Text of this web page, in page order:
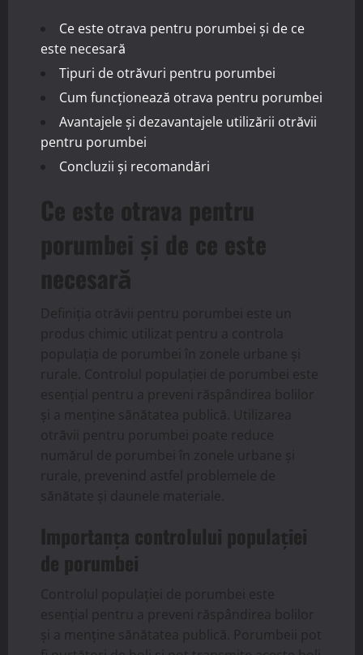
Ce este otrava pentru porumbei și de ce
este necesară
Tipuri de otrăvuri pentru porumbei
Cum funcționează otrava pentru porumbei
Avantajele și dezavantajele utilizării otrăvii
pentru porumbei
Concluzii și recomandări
Ce este otrava pentru
porumbei și de ce este
necesară
Definiția otrăvii pentru porumbei este un
produs chimic utilizat pentru a controla
populația de porumbei în zonele urbane și
rurale. Controlul populației de porumbei este
esențial pentru a preveni răspândirea bolilor
și a menține sănătatea publică. Utilizarea
otrăvii pentru porumbei poate reduce
numărul de porumbei în zonele urbane și
rurale, prevenind astfel problemele de
sănătate și daunele materiale.
Importanța controlului populației
de porumbei
Controlul populației de porumbei este
esențial pentru a preveni răspândirea bolilor
și a menține sănătatea publică. Porumbeii pot